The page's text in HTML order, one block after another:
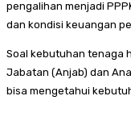
pengalihan menjadi
dan kondisi keuangan
Soal kebutuhan tenaga
Jabatan (Anjab) dan
bisa mengetahui